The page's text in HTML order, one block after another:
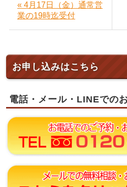
« 4月17日（金）通常営
業の19時迄受付
お申し込みはこちら
電話・メール・LINEでの